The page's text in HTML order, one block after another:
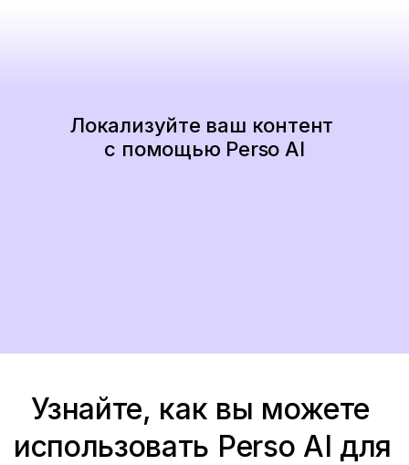
Узнайте, как вы можете
использовать Perso AI для
Локализуйте ваш контент
с помощью Perso AI